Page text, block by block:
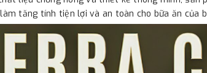
tăng tính tiện lợi và an toàn cho bữa ăn của